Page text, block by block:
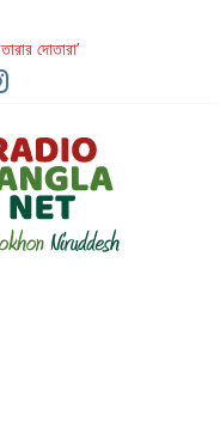
দোতারা’
উদযাপন
Film That Challenges